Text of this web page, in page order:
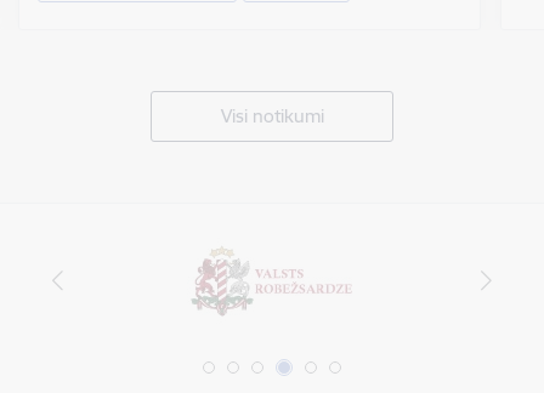
Visi notikumi